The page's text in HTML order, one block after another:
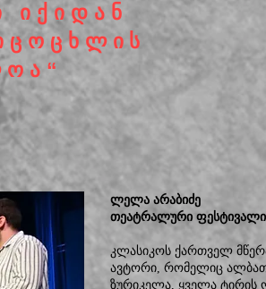
იქიდან
ლელა არაბიძე
თეატრალური
კლასიკოს ქართველ
ავტორი, რომელიც ალბათ
ზურიკელა, ყველა